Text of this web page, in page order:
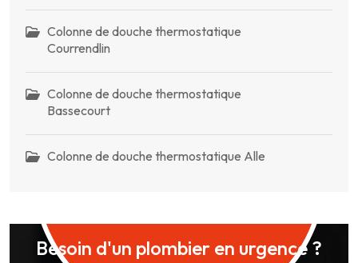
Colonne de douche thermostatique
Courrendlin
Colonne de douche thermostatique
Bassecourt
Colonne de douche thermostatique Alle
Besoin d'un plombier en urgence ?